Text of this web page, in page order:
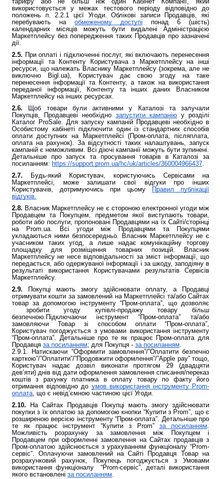
використовується у межах тестового періоду відповідно до
положень п. 2.2.1 цієї Угоди. Облікові записи Продавців, які
перебувають на обмеженому доступі понад 6 (шість)
календарних місяців можуть бути видалені Адміністрацією
Маркетплейсу без попередження таких Продавців про зазначені
дії.
2.5. При оплаті і підключенні послуг, які включають перенесення
інформації та Контенту Користувача з Маркетплейсу на інші
ресурси, що належать Власнику Маркетплейсу (зокрема, але не
виключно Bigl.ua), Користувач дає свою згоду на таке
перенесення інформації та Контенту, а також на використання
переданої інформації, Контенту та інших даних Власником
Маркетплейсу на інших ресурсах.
2.6.
Щоб товари були активними у Каталозі та залучали
Покупців, Продавцеві необхідно запустити кампаніюу розділі
Каталог ProSale. Для запуску кампаній Продавцеві необхідно в
Особистому кабінеті підключити один із стандартних способів
оплати доступних на Маркетплейсі (Пром-оплата, післяплата,
оплата на рахунок). За відсутності таких налаштувань, запуск
кампаній є неможливим. Всі діючі кампанії можуть бути зупинені.
Детальніше про запуск та просування товарів в Каталозі за
посиланням: https://support.prom.ua/hc/uk/articles/360004966437
2.7.
Будь-який Користувач, користуючись Сервісами на
Маркетплейсі, може залишати свої відгуки про інших
Користувачів, дотримуючись при цьому
Правил публікації
відгуків.
2.8. Власник Маркетплейсу не є стороною електронної угоди між
Продавцем та Покупцем, предметом якої виступають товари,
роботи або послуги, пропоновані Продавцями на їх Сайті/сторінці
на Prom.ua. Всі угоди між Продавцями та Покупцями
укладаються ними безпосередньо. Власник Маркетплейсу не є
учасником таких угод, а лише надає комунікаційну торгову
площадку для розміщення товарних позицій. Власник
Маркетплейсу не несе відповідальності за зміст інформації, що
передається, або одержуваної інформації і за шкоду, заподіяну в
результаті використання Користувачами результатів Сервісів
Маркетплейсу.
2.9.
Покупці мають змогу здійснювати оплату, а Продавці
отримувати кошти за замовлений на Маркетплейсі та/або Сайтах
товар за допомогою інструменту “Пром-оплата”, що дозволяє
зробити угоду купівлі-продажу товару більш
безпечною.Підключаючи інструмент “Пром-оплата” та/або
замовляючи Товар зі способом оплати “Пром-оплата”,
Користувач погоджується з умовами використання інструменту
“Пром-оплата”. Детальніше про те як працює Пром-оплата для
Продавця за посиланням; для Покупця - за посиланням.
2.9.1. Натискаючи “Оформити замовлення”/”Оплатити безпечно
карткою”/”Оплатити”/”Продовжити оформлення”/”Apple pay” тощо,
Користувач надає дозвіл виконати протягом 29 (двадцяти
дев’яти) днів від дати оформлення замовлення списання/переказ
коштів з рахунку платника в оплату товару по факту його
отримання відповідно до умов використання інструменту Prom-
оплата, що є невід’ємною частиною цієї Угоди.
2.10.
На Сайтах Продавців Покупці мають змогу здійснювати
покупки з їх оплатою за допомогою кнопки “Купити з Prom”, що є
розширеною версією інструменту “Пром-оплата”. Детальніше про
те як працює інструмент “Купити з Prom”за посиланням.
Можливість розрахунку за замовлення між Покупцем і
Продавцем при оформленні замовлення на Сайтах продавців з
Пром-оплатою здійснюється з урахуванням функціоналу “Prom-
сервіс”. Оплачуючи замовлений на Сайті Продавця Товар на
розрахунковий рахунок, Покупець погоджується з Умовами
використання функціоналу “Prom-сервіс”, деталі використання
якого встановлені за посиланням.